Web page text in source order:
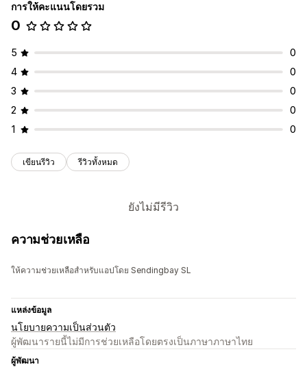
การให้คะแนนโดยรวม
0
5
0
4
0
3
0
2
0
1
0
เขียนรีวิว รีวิวทั้งหมด
ยังไม่มีรีวิว
ความช่วยเหลือ
ให้ความช่วยเหลือสำหรับแอปโดย Sendingbay SL
แหล่งข้อมูล
นโยบายความเป็นส่วนตัว
ผู้พัฒนารายนี้ไม่มีการช่วยเหลือโดยตรงเป็นภาษาภาษาไทย
ผู้พัฒนา